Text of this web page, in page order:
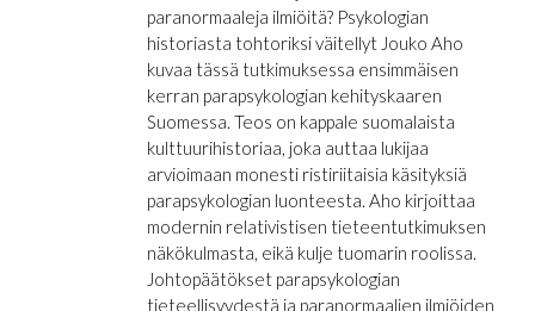
paranormaaleja ilmiöitä? Psykologian
historiasta tohtoriksi väitellyt Jouko Aho
kuvaa tässä tutkimuksessa ensimmäisen
kerran parapsykologian kehityskaaren
Suomessa. Teos on kappale suomalaista
kulttuurihistoriaa, joka auttaa lukijaa
arvioimaan monesti ristiriitaisia käsityksiä
parapsykologian luonteesta. Aho kirjoittaa
modernin relativistisen tieteentutkimuksen
näkökulmasta, eikä kulje tuomarin roolissa.
Johtopäätökset parapsykologian
tieteellisyydestä ja paranormaalien ilmiöiden